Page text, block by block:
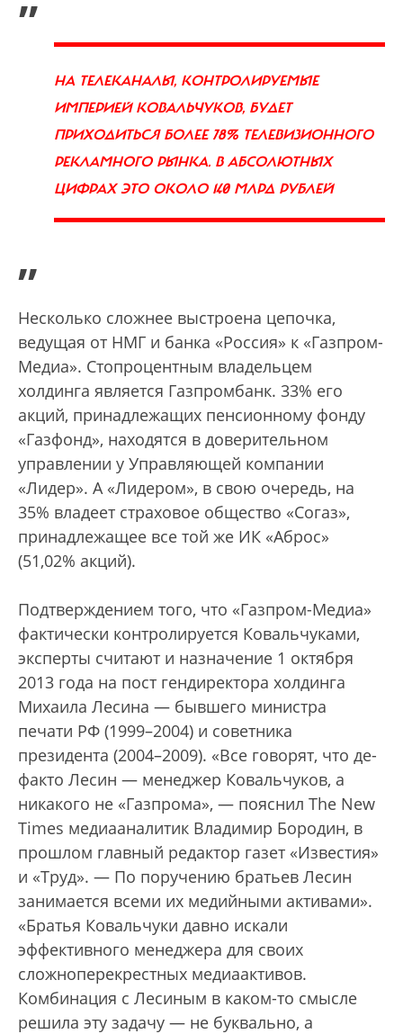
НА ТЕЛЕКАНАЛЫ, КОНТРОЛИРУЕМЫЕ
ИМПЕРИЕЙ КОВАЛЬЧУКОВ, БУДЕТ
ПРИХОДИТЬСЯ БОЛЕЕ 78% ТЕЛЕВИЗИОННОГО
РЕКЛАМНОГО РЫНКА. В АБСОЛЮТНЫХ
ЦИФРАХ ЭТО ОКОЛО 140 МЛРД РУБЛЕЙ
”
Несколько сложнее выстроена цепочка,
ведущая от НМГ и банка «Россия» к «Газпром-
Медиа». Стопроцентным владельцем
холдинга является Газпромбанк. 33% его
акций, принадлежащих пенсионному фонду
«Газфонд», находятся в доверительном
управлении у Управляющей компании
«Лидер». А «Лидером», в свою очередь, на
35% владеет страховое общество «Согаз»,
принадлежащее все той же ИК «Аброс»
(51,02% акций).
Подтверждением того, что «Газпром-Медиа»
фактически контролируется Ковальчуками,
эксперты считают и назначение 1 октября
2013 года на пост гендиректора холдинга
Михаила Лесина — бывшего министра
печати РФ (1999–2004) и советника
президента (2004–2009). «Все говорят, что де-
факто Лесин — менеджер Ковальчуков, а
никакого не «Газпрома», — пояснил The New
Times медиааналитик Владимир Бородин, в
прошлом главный редактор газет «Известия»
и «Труд». — По поручению братьев Лесин
занимается всеми их медийными активами».
«Братья Ковальчуки давно искали
эффективного менеджера для своих
сложноперекрестных медиаактивов.
Комбинация с Лесиным в каком-то смысле
решила эту задачу — не буквально, а